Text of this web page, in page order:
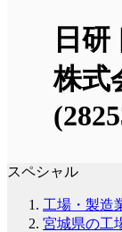
日
株式
スペシャル
工場・製造
宮城県の工